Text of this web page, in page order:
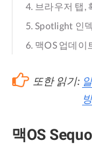
4. 브라우저 탭,
5. Spotlight 인
6. 맥OS 업데이
또한 읽기:
맥OS